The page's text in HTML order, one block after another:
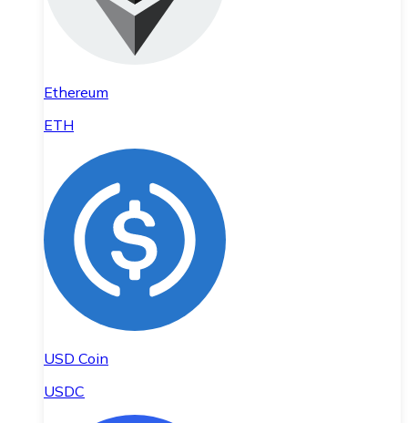
Ethereum
ETH
USD Coin
USDC